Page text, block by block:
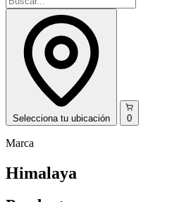
Selecciona tu ubicación 0
Marca
Himalaya